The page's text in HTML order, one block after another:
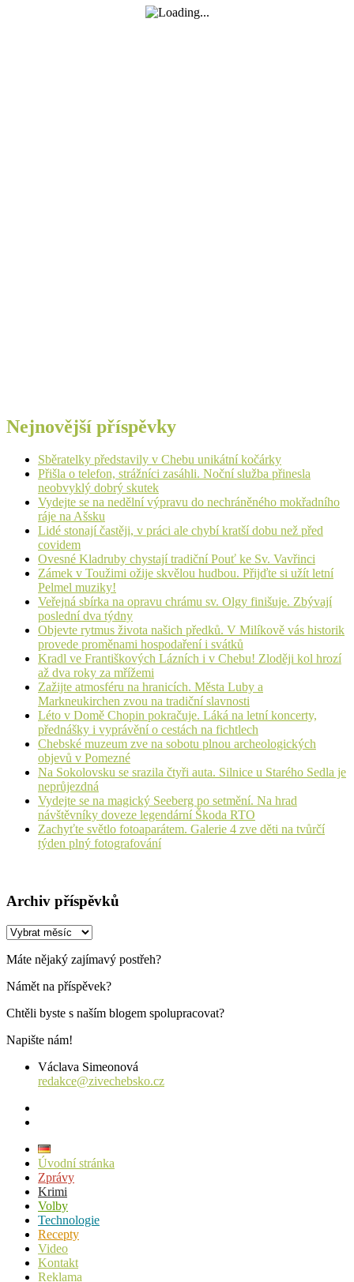
Nejnovější příspěvky
Sběratelky představily v Chebu unikátní kočárky
Přišla o telefon, strážníci zasáhli. Noční služba přinesla
neobvyklý dobrý skutek
Vydejte se na nedělní výpravu do nechráněného mokřadního
ráje na Ašsku
Lidé stonají častěji, v práci ale chybí kratší dobu než před
covidem
Ovesné Kladruby chystají tradiční Pouť ke Sv. Vavřinci
Zámek v Toužimi ožije skvělou hudbou. Přijďte si užít letní
Pelmel muziky!
Veřejná sbírka na opravu chrámu sv. Olgy finišuje. Zbývají
poslední dva týdny
Objevte rytmus života našich předků. V Milíkově vás historik
provede proměnami hospodaření i svátků
Kradl ve Františkových Lázních i v Chebu! Zloději kol hrozí
až dva roky za mřížemi
Zažijte atmosféru na hranicích. Města Luby a
Markneukirchen zvou na tradiční slavnosti
Léto v Domě Chopin pokračuje. Láká na letní koncerty,
přednášky i vyprávění o cestách na fichtlech
Chebské muzeum zve na sobotu plnou archeologických
objevů v Pomezné
Na Sokolovsku se srazila čtyři auta. Silnice u Starého Sedla je
neprůjezdná
Vydejte se na magický Seeberg po setmění. Na hrad
návštěvníky doveze legendární Škoda RTO
Zachyťte světlo fotoaparátem. Galerie 4 zve děti na tvůrčí
týden plný fotografování
Archiv příspěvků
Archiv
Máte nějaký zajímavý postřeh?
Námět na příspěvek?
Chtěli byste s naším blogem spolupracovat?
Napište nám!
Václava Simeonová
redakce@zivechebsko.cz
Úvodní stránka
Zprávy
Krimi
Volby
Technologie
Recepty
Video
Kontakt
Reklama